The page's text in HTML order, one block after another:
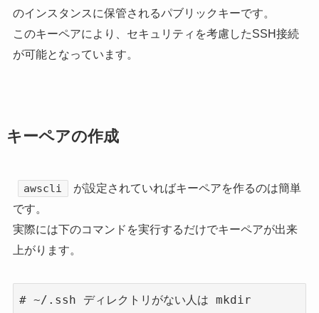
のインスタンスに保管されるパブリックキーです。
このキーペアにより、セキュリティを考慮したSSH接続
が可能となっています。
キーペアの作成
awscli
が設定されていればキーペアを作るのは簡単
です。
実際には下のコマンドを実行するだけでキーペアが出来
上がります。
# ~/.ssh ディレクトリがない人は mkdir